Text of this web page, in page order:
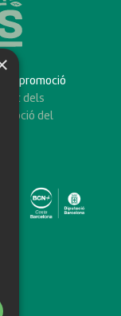
de promoció
dels
del